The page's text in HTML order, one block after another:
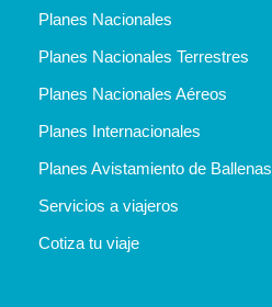
Planes Nacionales
Planes Nacionales Terrestres
Planes Nacionales Aéreos
Planes Internacionales
Planes Avistamiento de Ballenas
Servicios a viajeros
Cotiza tu viaje